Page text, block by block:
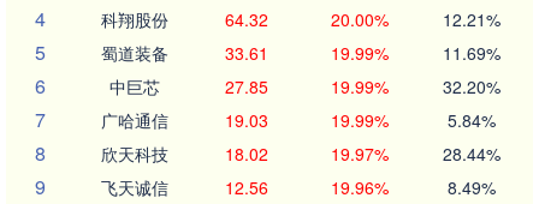
4 科翔股份 64.32 20.00% 12.21%
5 蜀道装备 33.61 19.99% 11.69%
6 中巨芯 27.85 19.99% 32.20%
7 广哈通信 19.03 19.99% 5.84%
8 欣天科技 18.02 19.97% 28.44%
9 飞天诚信 12.56 19.96% 8.49%